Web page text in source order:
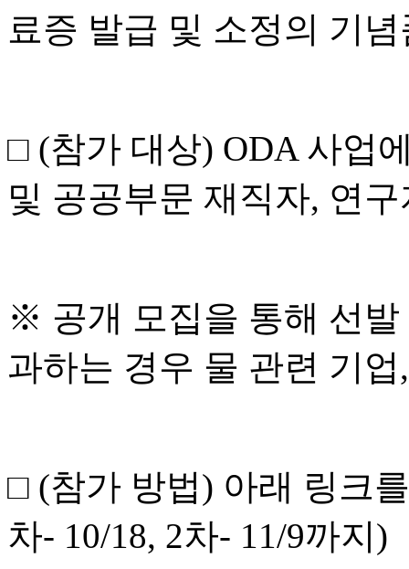
료증 발급 및 소정의 기
□ (참가 대상) ODA 사업
및 공공부문 재직자, 연
※ 공개 모집을 통해 선
과하는 경우 물 관련 기업,
□ (참가 방법) 아래 링크
차- 10/18, 2차- 11/9까지)